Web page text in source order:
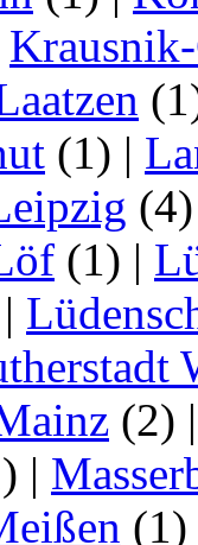
(1) |
(1) |
|
(2)
|
(1)